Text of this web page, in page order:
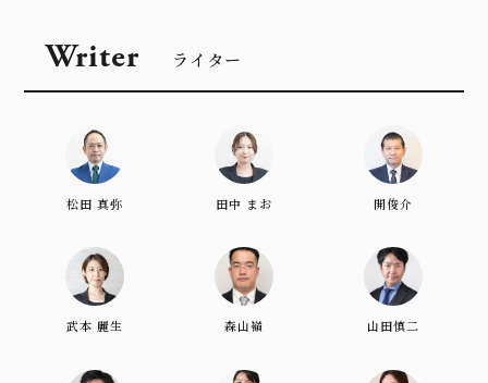
Writer ライター
松田 真弥 田中 まお 開俊介
武本 麗生 森山嶺 山田慎二